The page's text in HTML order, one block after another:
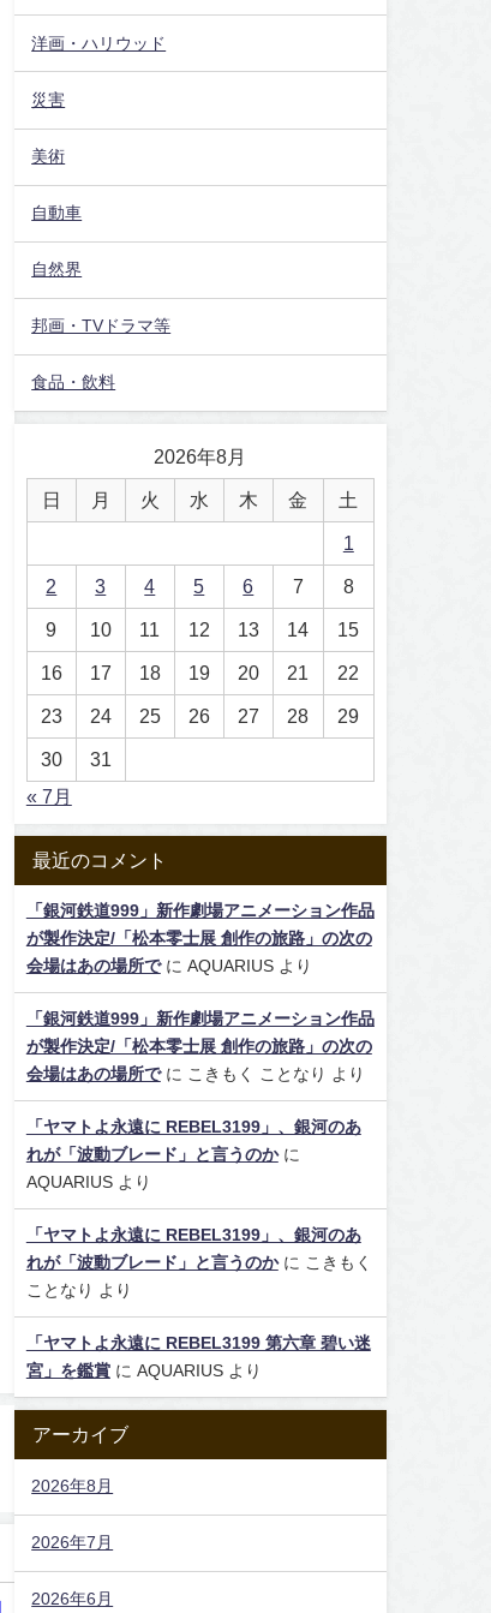
洋画・ハリウッド
災害
美術
自動車
自然界
邦画・TVドラマ等
食品・飲料
2026年8月
日 月 火 水 木 金 土
1
2 3 4 5 6 7 8
9 10 11 12 13 14 15
16 17 18 19 20 21 22
23 24 25 26 27 28 29
30
31
« 7月
最近のコメント
「銀河鉄道999」新作劇場アニメーション作品
が製作決定/「松本零士展 創作の旅路」の次の
会場はあの場所でに AQUARIUSより
「銀河鉄道999」新作劇場アニメーション作品
が製作決定/「松本零士展 創作の旅路」の次の
会場はあの場所でに こきもく ことなり より
「ヤマトよ永遠に REBEL3199」、銀河のあ
れが「波動ブレード」と言うのかに
AQUARIUSより
「ヤマトよ永遠に REBEL3199」、銀河のあ
れが「波動ブレード」と言うのかに
こきもく
ことなり
より
「ヤマトよ永遠に REBEL3199 第六章 碧い迷
宮」を鑑賞に AQUARIUSより
アーカイブ
2026年8月
2026年7月
2026年6月